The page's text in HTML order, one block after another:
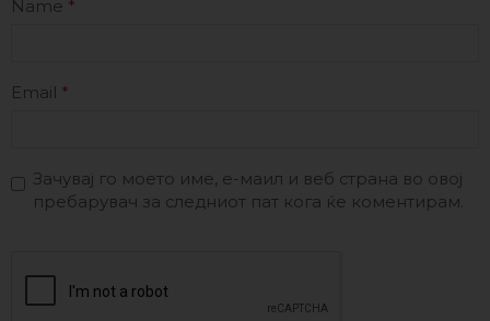
Name *
Email *
Зачувај го моето име, е-маил и веб страна во овој
пребарувач за следниот пат кога ќе коментирам.